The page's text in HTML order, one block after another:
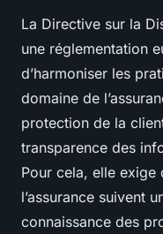
La Directive sur la
une réglementation
d’harmoniser les
domaine de
protection de la
transparence des
Pour cela, elle exige
l’assurance suivent
connaissance des